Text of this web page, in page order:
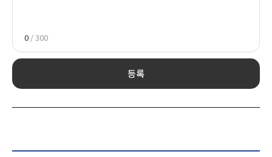
0 / 300
등록